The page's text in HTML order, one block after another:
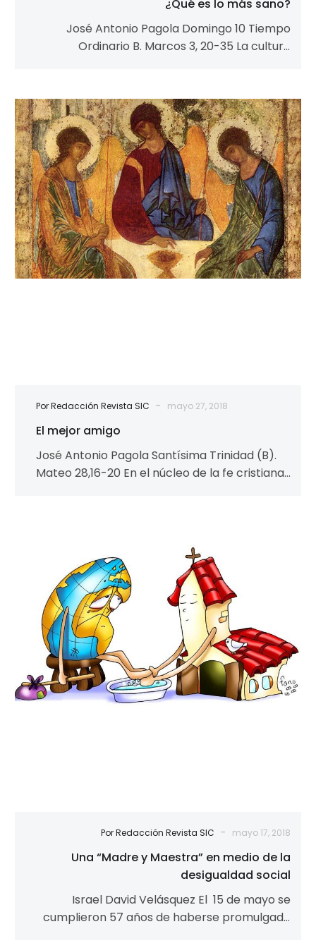
¿Qué es lo más sano?
José Antonio Pagola Domingo 10 Tiempo
Ordinario B. Marcos 3, 20-35 La cultura
El
mejor
amigo
Por Redacción Revista SIC - mayo 27, 2018
El mejor amigo
José Antonio Pagola Santísima Trinidad (B).
Mateo 28,16-20 En el núcleo de la fe cristiana
“Madre
Maestra”
en
medio
la
desigualdad
social
Por Redacción Revista SIC - mayo 17, 2018
Una “Madre y Maestra” en medio de la
desigualdad social
Israel David Velásquez El 15 de mayo se
cumplieron 57 años de haberse promulgado